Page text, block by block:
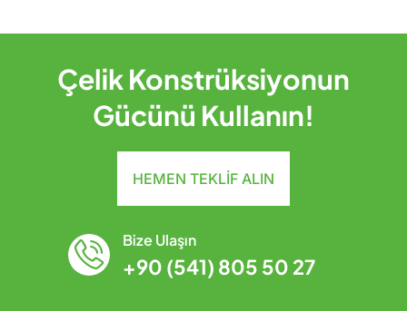
Çelik Konstrüksiyonun
Gücünü Kullanın!
HEMEN TEKLIF ALIN
Bize Ulaşın
+90 (541) 805 50 27